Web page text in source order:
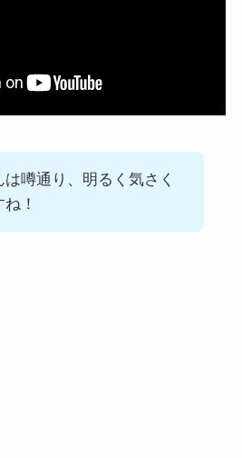
は噂通り、明るく気さく
！